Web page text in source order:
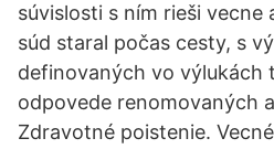
súvislosti s ním rieši vecne
súd staral počas cesty, s
definovaných vo výlukách
odpovede renomovaných
Zdravotné poistenie.